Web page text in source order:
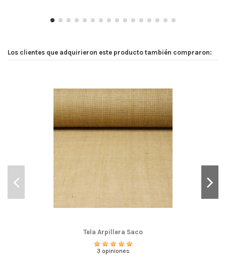
Los clientes que adquirieron este producto también compraron:
Tela Arpillera Saco
3 opiniones